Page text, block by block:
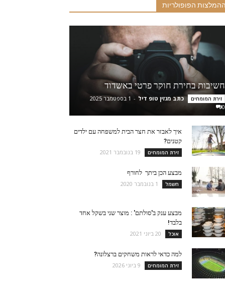
ההמלצות הפופולריות
חשיבות בחירת חוקר פרטי באשדוד
זירת המומחים כתב מגזין טופ דיל - 1 בספטמבר 2025
0
איך לאבזר את חצר הבית למשפחה עם ילדים
קטנים?
זירת המומחים 19 בנובמבר 2021
מבצע הכן ביתך לחורף
חשמל 1 בנובמבר 2020
מבצע ענק ב'סולתם' : מוצר שני בשקל אחד
בלבד!
אוכל 20 ביוני 2021
למה כדאי לראות משחקים ברצלונה?
זירת המומחים 9 ביוני 2026